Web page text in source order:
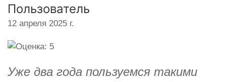
Пользователь
12 апреля 2025 г.
Уже два года пользуемся такими